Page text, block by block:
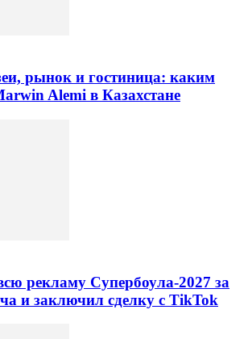
рынок и гостиница: каким
Alemi в Казахстане
рекламу Супербоула-2027 за
и заключил сделку с TikTok